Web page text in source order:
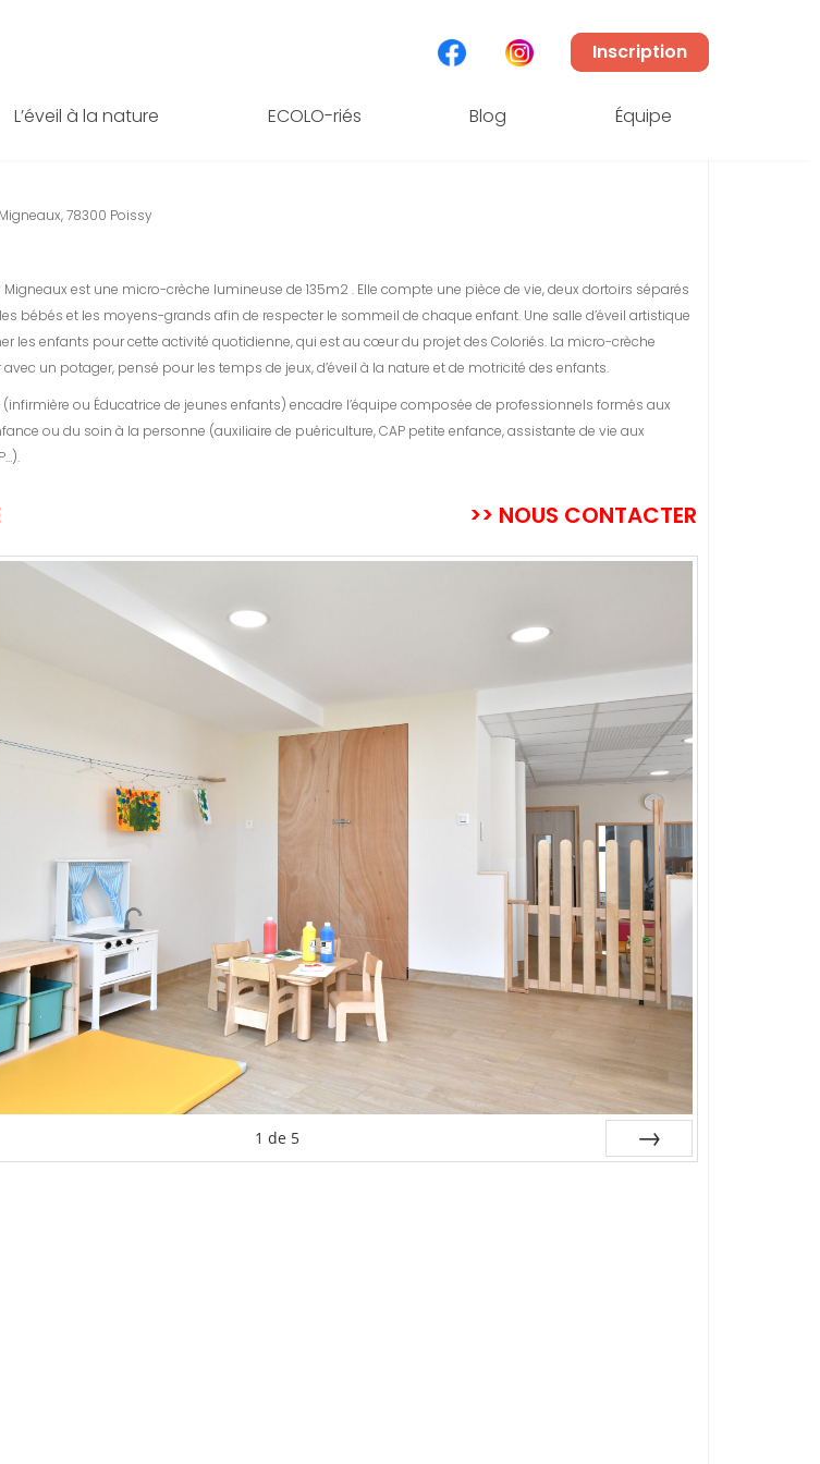
Inscription
L’éveil à la nature ECOLO-riés Blog Équipe
LES COLORIÉS DE POISSY MIGNEAUX
78300 Poissy
Migneaux est une micro-crèche lumineuse de 135m2 . Elle compte une pièce de vie, deux dortoirs séparés
bébés et les moyens-grands afin de respecter le sommeil de chaque enfant. Une salle d’éveil artistique
les enfants pour cette activité quotidienne, qui est au cœur du projet des Coloriés. La micro-crèche
avec un potager, pensé pour les temps de jeux, d’éveil à la nature et de motricité des enfants.
(infirmière ou Éducatrice de jeunes enfants) encadre l’équipe composée de professionnels formés aux
ou du soin à la personne (auxiliaire de puériculture, CAP petite enfance, assistante de vie aux
>> NOUS CONTACTER
1 de 5